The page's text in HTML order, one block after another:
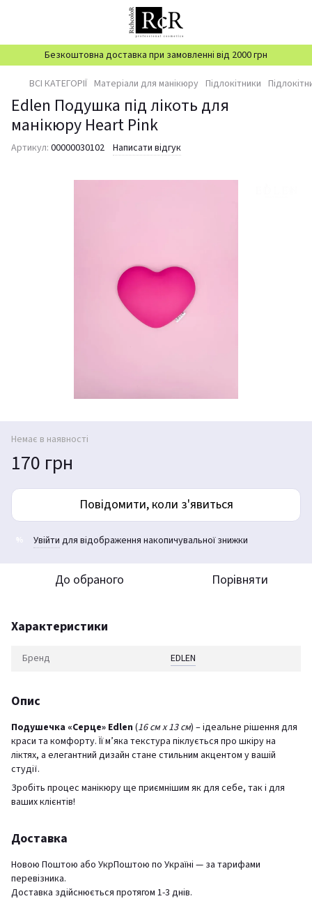
Безкоштовна доставка при замовленні від 2000 грн
ВСІ КАТЕГОРІЇ Матеріали для манікюру Підлокітники
Edlen Подушка під лікоть для
манікюру Heart Pink
Артикул: 00000030102 Написати відгук
Немає в наявності
170 грн
Повідомити, коли з'явиться
Увійти для відображення накопичувальної знижки
До обраного Порівняти
Характеристики
Бренд EDLEN
Опис
Подушечка «Серце» Edlen (16 см х 13 см) – ідеальне рішення для
краси та комфорту. Її м’яка текстура піклується про шкіру на
ліктях, а елегантний дизайн стане стильним акцентом у вашій
студії.
Зробіть процес манікюру ще приємнішим як для себе, так і для
ваших клієнтів!
Доставка
Новою Поштою або УкрПоштою по Україні — за тарифами
перевізника.
Доставка здійснюється протягом 1-3 днів.